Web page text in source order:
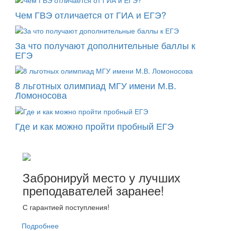
Чем ГВЭ отличается от ГИА и ЕГЭ?
За что получают дополнительные баллы к
ЕГЭ
8 льготных олимпиад МГУ имени М.В.
Ломоносова
Где и как можно пройти пробный ЕГЭ
Забронируй место у лучших
преподавателей заранее!
С гарантией поступления!
Подробнее